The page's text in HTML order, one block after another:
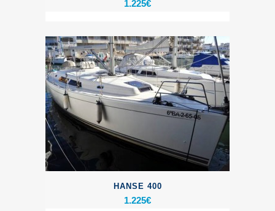
1.225€
HANSE 400
1.225€